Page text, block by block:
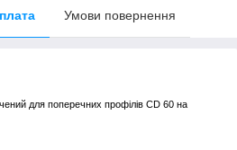
Умови повернення
для поперечних профілів CD 60 на